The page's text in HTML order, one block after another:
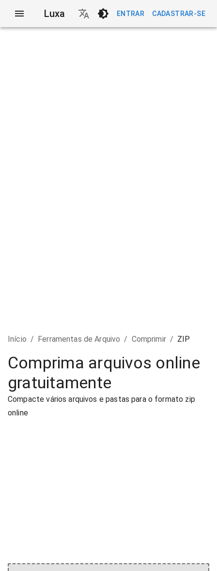
Luxa ENTRAR CADASTRAR-SE
Início / Ferramentas de Arquivo / Comprimir / ZIP
Comprima arquivos online
gratuitamente
Compacte vários arquivos e pastas para o formato zip
online